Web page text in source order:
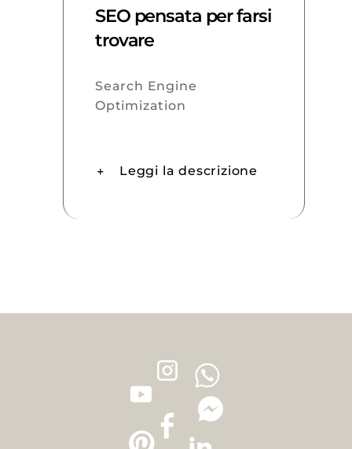
SEO pensata per farsi
trovare
Search Engine
Optimization
Leggi la descrizione